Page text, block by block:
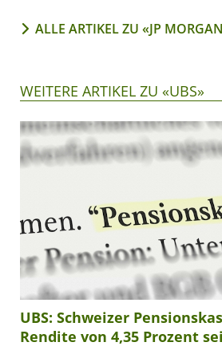
ALLE ARTIKEL ZU «JP
WEITERE ARTIKEL ZU «UBS»
UBS: Schweizer
Rendite von 4,35 Prozent